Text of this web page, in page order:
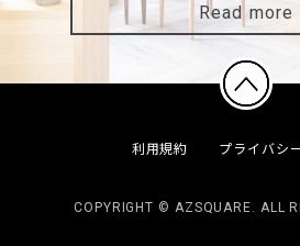
Read more
利用規約 プライバシ
COPYRIGHT © AZSQUARE. ALL